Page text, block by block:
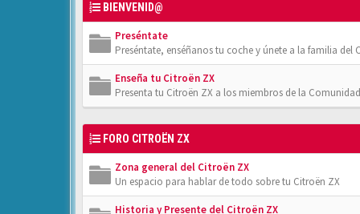
BIENVENID@
Preséntate
Preséntate, enséñanos tu coche y únete a la familia del
Enseña tu Citroën ZX
Presenta tu Citroën ZX a los miembros de la
FORO CITROËN ZX
Zona general del Citroën ZX
Un espacio para hablar de todo sobre tu Citroën ZX
Historia y Presente del Citroën ZX